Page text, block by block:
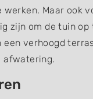
Maar ook
zijn om de tuin op
een verhoogd
afwatering.